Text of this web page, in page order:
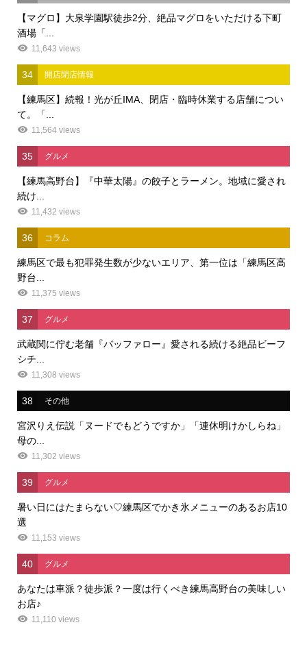
【マグロ】大泉学園駅徒歩2分、絶品マグロをいただける下町
酒場「...
11,643 views
34 開店閉店情報
【練馬区】続報！光が丘IMA、閉店・臨時休業する店舗につい
て。「...
11,564 views
35 グルメ
【練馬高野台】『中華太陽』の餃子とラーメン。地域に愛され
続け...
11,432 views
36 コラム
練馬区で最も犯罪発生数が少ないエリア、第一位は「練馬区高
野台...
11,375 views
37 グルメ
武蔵関に佇む老舗『バッファロー』愛される続ける絶品ビーフ
シチ...
11,308 views
38 その他
宮沢りえ伝説「ヌードでもどうですか」「連休明けかしらね」
母の...
11,302 views
39 グルメ
暑い日にはたまらない♡練馬区でかき氷メニューのあるお店10
選
11,153 views
40 グルメ
あなたは車派？徒歩派？一度は行くべき練馬高野台の美味しい
お店♪
11,110 views